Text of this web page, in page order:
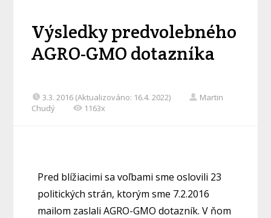
Výsledky predvolebného
AGRO-GMO dotazníka
3.3. 2016 (Aktualizováno: 16.4. 2022)
Martin
Chudý
1163x
Pred blížiacimi sa voľbami sme oslovili 23
politických strán, ktorým sme 7.2.2016
mailom zaslali AGRO-GMO dotazník. V ňom